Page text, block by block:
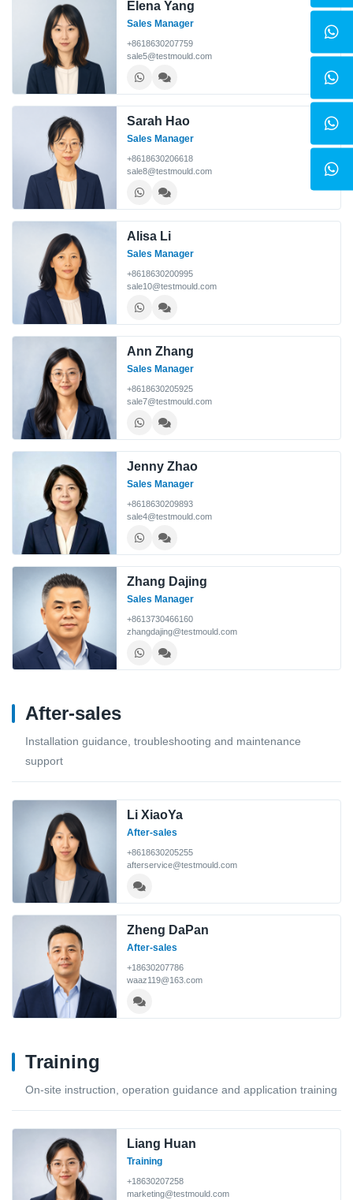
Elena Yang
Sales Manager
+8618630207759
sale5@testmould.com
Sarah Hao
Sales Manager
+8618630206618
sale8@testmould.com
Alisa Li
Sales Manager
+8618630200995
sale10@testmould.com
Ann Zhang
Sales Manager
+8618630205925
sale7@testmould.com
Jenny Zhao
Sales Manager
+8618630209893
sale4@testmould.com
Zhang Dajing
Sales Manager
+8613730466160
zhangdajing@testmould.com
After-sales
Installation guidance, troubleshooting and maintenance
support
Li XiaoYa
After-sales
+8618630205255
afterservice@testmould.com
Zheng DaPan
After-sales
+18630207786
waaz119@163.com
Training
On-site instruction, operation guidance and application training
Liang Huan
Training
+18630207258
marketing@testmould.com